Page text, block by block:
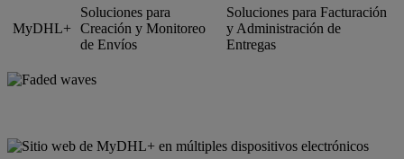
MyDHL+
Soluciones para
Creación y Monitoreo
de Envíos
Soluciones para Facturación
y Administración de
Entregas